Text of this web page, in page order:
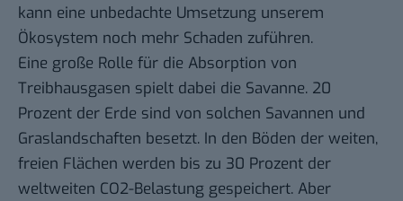
kann eine unbedachte Umsetzung unserem
Ökosystem noch mehr Schaden zuführen.
Eine große Rolle für die Absorption von
Treibhausgasen spielt dabei die Savanne. 20
Prozent der Erde sind von solchen Savannen und
Graslandschaften besetzt. In den Böden der weiten,
freien Flächen werden bis zu 30 Prozent der
weltweiten CO2-Belastung gespeichert. Aber